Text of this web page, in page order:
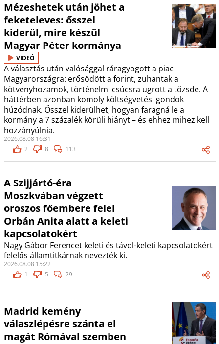
Mézeshetek után jöhet a
feketeleves: ősszel
kiderül, mire készül
Magyar Péter kormánya
VIDEÓ
A választás után valósággal ráragyogott a piac
Magyarországra: erősödött a forint, zuhantak a
kötvényhozamok, történelmi csúcsra ugrott a tőzsde. A
háttérben azonban komoly költségvetési gondok
húzódnak. Ősszel kiderülhet, hogyan faragná le a
kormány a 7 százalék körüli hiányt – és ehhez mihez kell
hozzányúlnia.
2026.08.08 16:31
2
8 113
A Szijjártó-éra
Moszkvában végzett
oroszos főembere felel
Orbán Anita alatt a keleti
kapcsolatokért
Nagy Gábor Ferencet keleti és távol-keleti kapcsolatokért
felelős államtitkárnak nevezték ki.
2026.08.08 15:22
1
5 29
Madrid kemény
válaszlépésre szánta el
magát Rómával szemben